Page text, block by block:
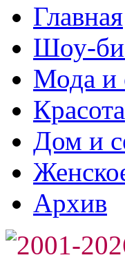
Главная
Шоу-
Мода и
Красота
Дом и
Архив
2001-